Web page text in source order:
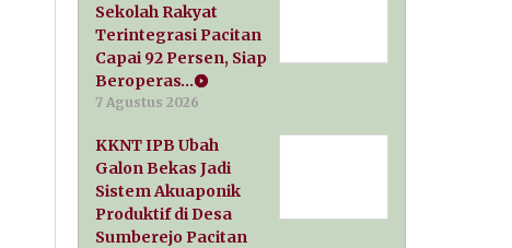
Sekolah Rakyat
Terintegrasi Pacitan
Capai 92 Persen, Siap
Beroperas…
7 Agustus 2026
KKNT IPB Ubah
Galon Bekas Jadi
Sistem Akuaponik
Produktif di Desa
Sumberejo Pacitan